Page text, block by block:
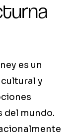
es un
y
del mundo.